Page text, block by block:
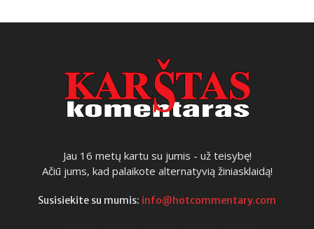
Jau 16 metų kartu su jumis - už teisybę!
Ačiū jums, kad palaikote alternatyvią žiniasklaidą!
Susisiekite su mumis: info@hotcommentary.com